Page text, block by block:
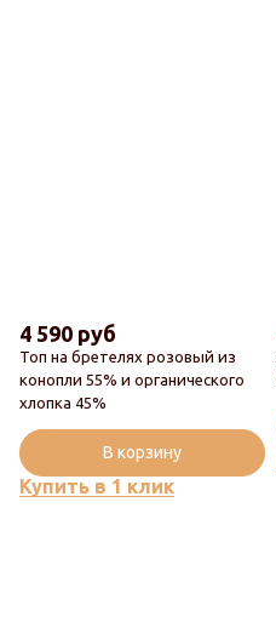
Топ на бретелях розовый из
конопли 55% и органического
хлопка 45%
4 590 руб
Купить в 1 клик
В корзину